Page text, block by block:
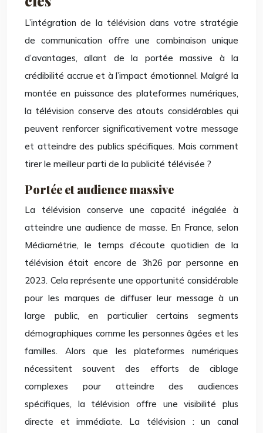
L’intégration de la télévision dans votre stratégie
de communication offre une combinaison unique
d’avantages, allant de la portée massive à la
crédibilité accrue et à l’impact émotionnel. Malgré la
montée en puissance des plateformes numériques,
la télévision conserve des atouts considérables qui
peuvent renforcer significativement votre message
et atteindre des publics spécifiques. Mais comment
tirer le meilleur parti de la publicité télévisée ?
Portée et audience massive
La télévision conserve une capacité inégalée à
atteindre une audience de masse. En France, selon
Médiamétrie, le temps d’écoute quotidien de la
télévision était encore de 3h26 par personne en
2023. Cela représente une opportunité considérable
pour les marques de diffuser leur message à un
large public, en particulier certains segments
démographiques comme les personnes âgées et les
familles. Alors que les plateformes numériques
nécessitent souvent des efforts de ciblage
complexes pour atteindre des audiences
spécifiques, la télévision offre une visibilité plus
directe et immédiate. La télévision : un canal